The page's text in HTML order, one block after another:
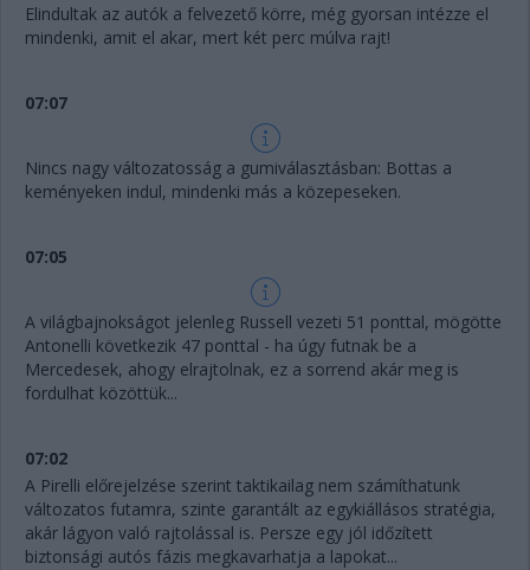
Elindultak az autók a felvezető körre, még gyorsan intézze el
mindenki, amit el akar, mert két perc múlva rajt!
07:07
Nincs nagy változatosság a gumiválasztásban: Bottas a
keményeken indul, mindenki más a közepeseken.
07:05
A világbajnokságot jelenleg Russell vezeti 51 ponttal, mögötte
Antonelli következik 47 ponttal - ha úgy futnak be a
Mercedesek, ahogy elrajtolnak, ez a sorrend akár meg is
fordulhat közöttük...
07:02
A Pirelli előrejelzése szerint taktikailag nem számíthatunk
változatos futamra, szinte garantált az egykiállásos stratégia,
akár lágyon való rajtolással is. Persze egy jól időzített
biztonsági autós fázis megkavarhatja a lapokat...